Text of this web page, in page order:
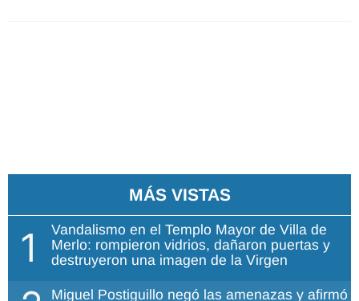
MÁS VISTAS
1
Vandalismo en el Templo Mayor de Villa de
Merlo: rompieron vidrios, dañaron puertas y
destruyeron una imagen de la Virgen
Miguel Postiguillo negó las amenazas y afirmó